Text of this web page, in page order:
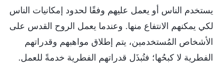
يستخدم الناس أو يعمل عليهم وفقًا لحدود إمكانيات الناس
لكي يمكنهم الانتفاع منها. وعندما يعمل الروح القدس على
الأشخاص المُستخدمين، يتم إطلاق مواهبهم وقدراتهم
الفطرية لا كبحُها؛ فتُبذَل قدراتهم الفطرية خدمةً للعمل.